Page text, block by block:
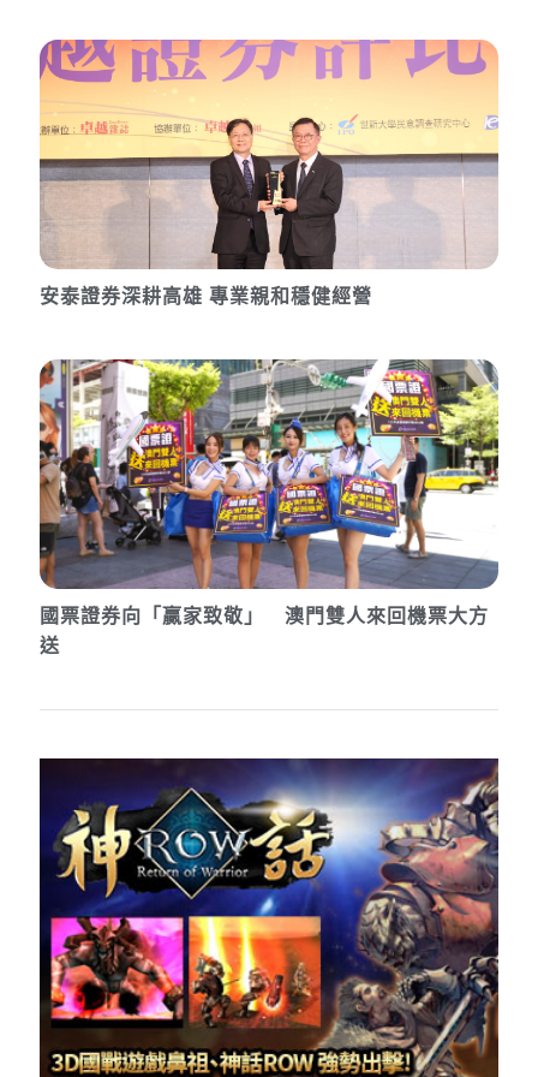
安泰證券深耕高雄 專業親和穩健經營
國票證券向「贏家致敬」 澳門雙人來回機票大方
送